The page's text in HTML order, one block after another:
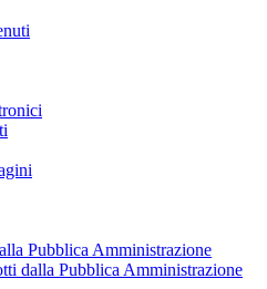
Pubblica Amministrazione
dalla Pubblica Amministrazione